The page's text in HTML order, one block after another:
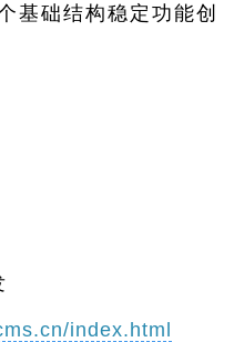
基础结构稳定功能创
index.html